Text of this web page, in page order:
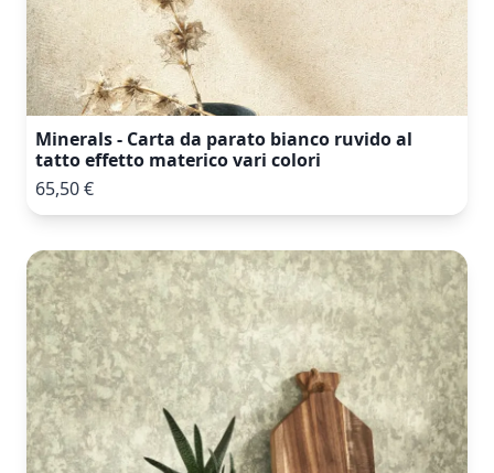
Minerals - Carta da parato bianco ruvido al
tatto effetto materico vari colori
65,50 €